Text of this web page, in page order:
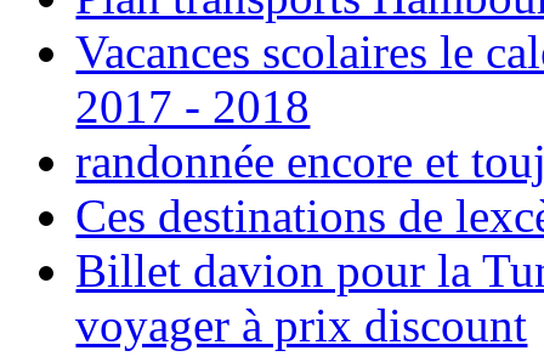
Vacances scolaires le
2017 - 2018
randonnée encore et
Ces destinations de
Billet davion pour la
voyager à prix discount